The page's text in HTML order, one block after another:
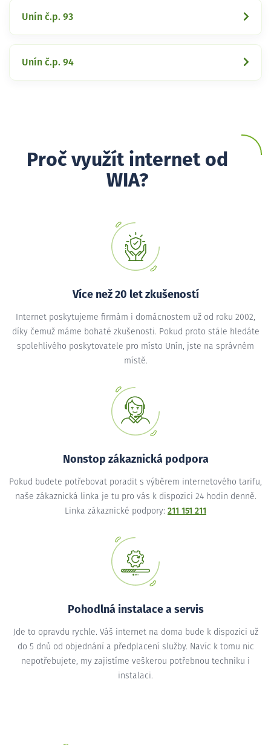
Unín č.p. 93
Unín č.p. 94
Proč využít internet od
WIA?
Více než 20 let zkušeností
Internet poskytujeme firmám i domácnostem už od roku 2002,
díky čemuž máme bohaté zkušenosti. Pokud proto stále hledáte
spolehlivého poskytovatele pro místo Unín, jste na správném
místě.
Nonstop zákaznická podpora
Pokud budete potřebovat poradit s výběrem internetového tarifu,
naše zákaznická linka je tu pro vás k dispozici 24 hodin denně.
Linka zákaznické podpory: 211 151 211
Pohodlná instalace a servis
Jde to opravdu rychle. Váš internet na doma bude k dispozici už
do 5 dnů od objednání a předplacení služby. Navíc k tomu nic
nepotřebujete, my zajistíme veškerou potřebnou techniku i
instalaci.